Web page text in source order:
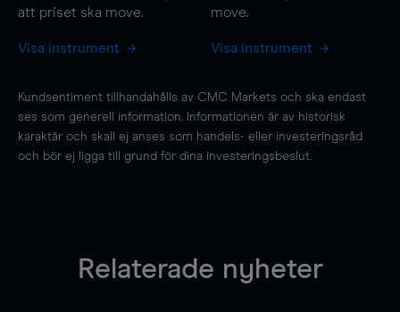
att priset ska move.
Visa instrument
move.
Visa instrument
Kundsentiment tillhandahålls av CMC Markets och ska endast
ses som generell information. Informationen är av historisk
karaktär och skall ej anses som handels- eller investeringsråd
och bör ej ligga till grund för dina investeringsbeslut.
Relaterade nyheter